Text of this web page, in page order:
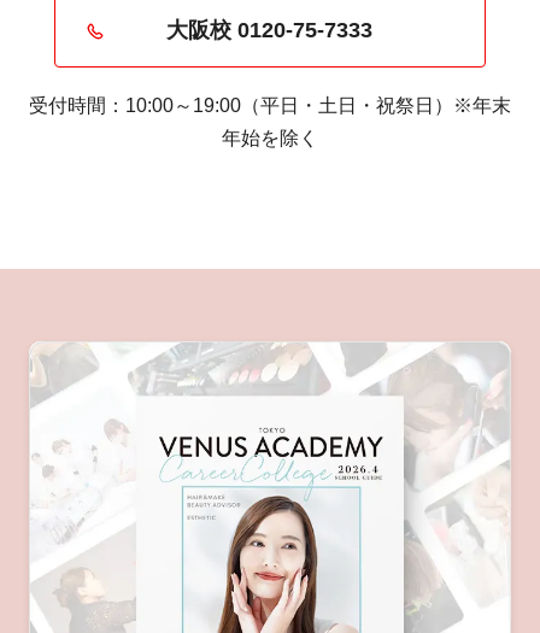
大阪校 0120-75-7333
受付時間：10:00～19:00（平日・土日・祝祭日）※年末
年始を除く